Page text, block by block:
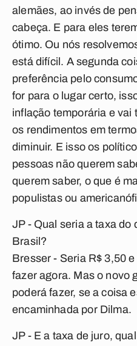
alemães, ao invés de
cabeça. E para eles
ótimo. Ou nós
está difícil. A segunda
preferência pelo
for para o lugar certo,
inflação temporária e vai
os rendimentos em
diminuir. E isso os
pessoas não querem
querem saber, o que é
populistas ou
JP - Qual seria a taxa do
Brasil?
Bresser- Seria R$ 3,50
fazer agora. Mas o novo
poderá fazer, se a coisa
encaminhada por Dilma.
JP - E a taxa de juro,